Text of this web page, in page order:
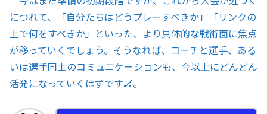
につれて、「自分たちはどうプレーすべきか」「リンクの
上で何をすべきか」といった、より具体的な戦術面に焦点
が移っていくでしょう。そうなれば、コーチと選手、ある
いは選手同士のコミュニケーションも、今以上にどんどん
活発になっていくはずです🏒。